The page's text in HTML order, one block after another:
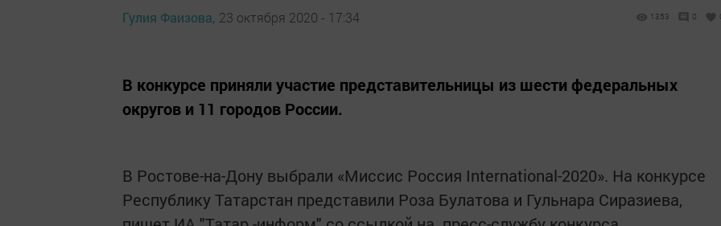
Гулия Фаизова, 23 октября 2020 - 17:34 1353 0
В конкурсе приняли участие представительницы из шести федеральных
округов и 11 городов России.
В Ростове-на-Дону выбрали «Миссис Россия International-2020». На конкурсе
Республику Татарстан представили Роза Булатова и Гульнара Сиразиева,